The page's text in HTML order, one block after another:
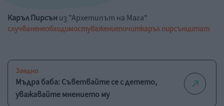
Каръл Пирсън из "Архетипът на Мага"
случваненеобходимостуважениепочиткаръл пирсънцитат
Заедно
Мъдра баба: Съветвайте се с детето,
уважавайте мнението му